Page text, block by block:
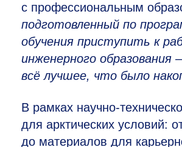
с профессиональным
подготовленный по
обучения приступить к
инженерного
всё лучшее, что было
В рамках научно-
для арктических условий:
до материалов для